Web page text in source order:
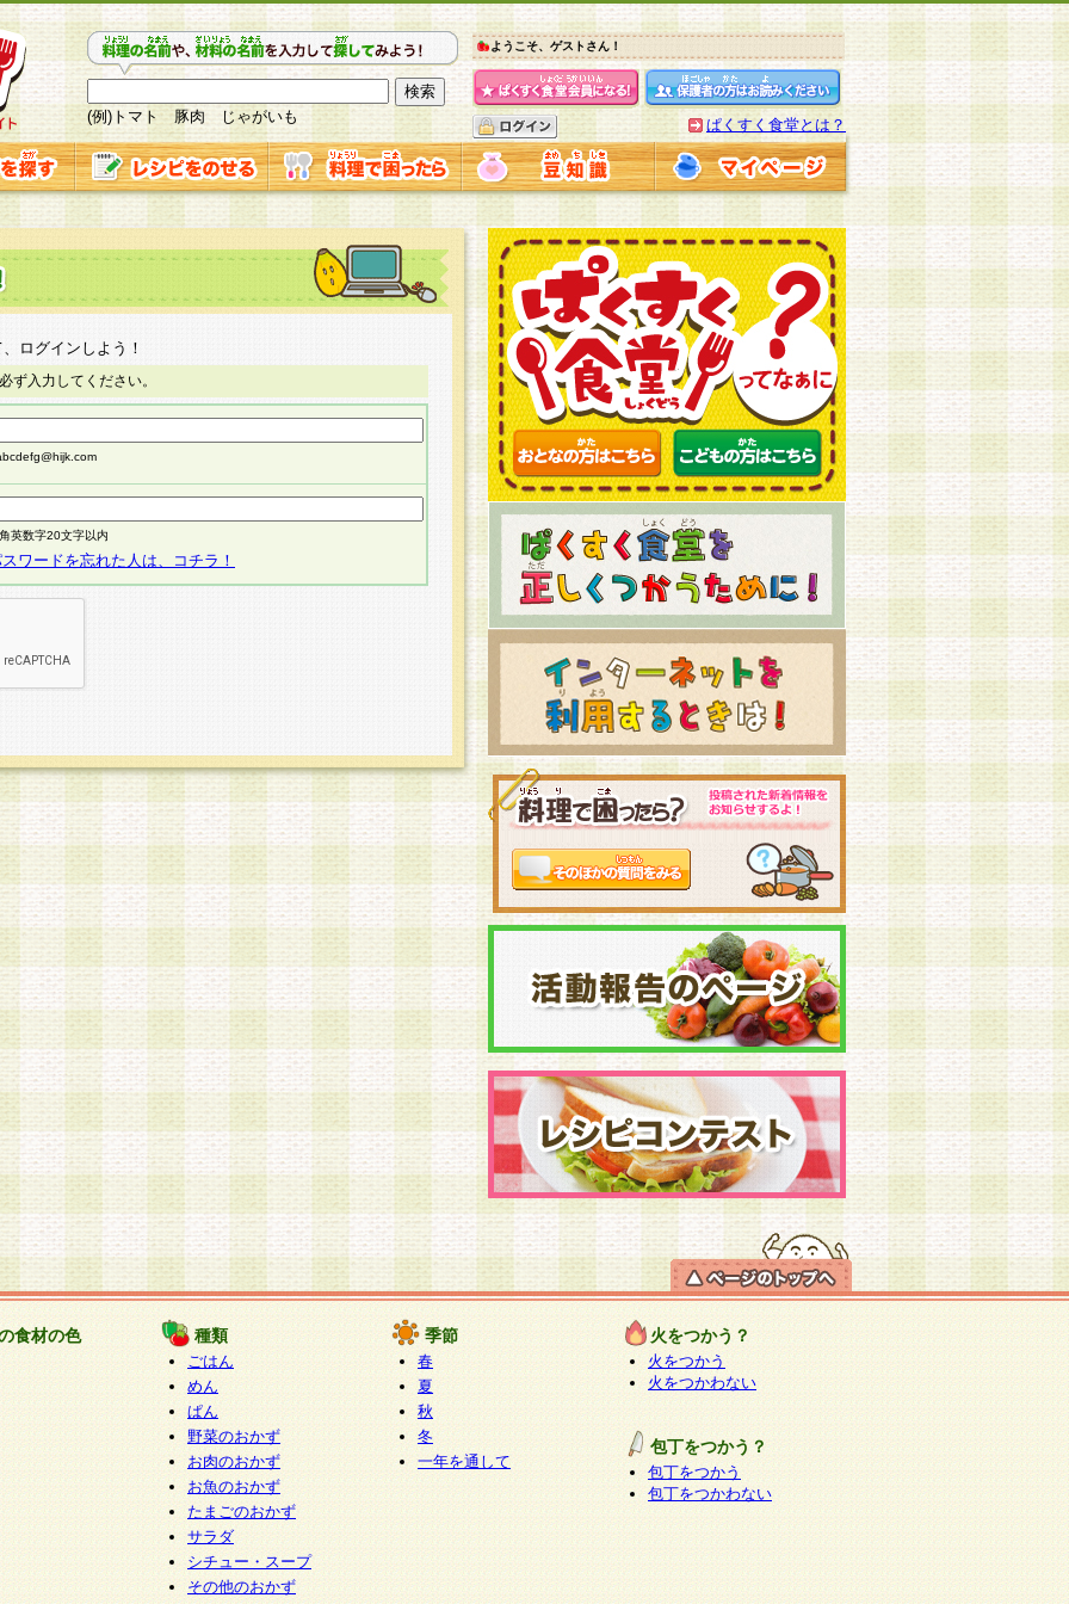
(例)トマト 豚肉 じゃがいも
ようこそ、ゲストさん！
ぱくすく食堂とは？
ログインしよう！
ず入力してください。
英数字20文字以内
ワードを忘れた人は、コチラ！
食材の色 種類
ごはん
めん
ぱん
野菜のおかず
お肉のおかず
お魚のおかず
たまごのおかず
サラダ
シチュー・スープ
その他のおかず
季節
春
夏
秋
冬
一年を通して
火をつかう？
火をつかう
火をつかわない
包丁をつかう？
包丁をつかう
包丁をつかわない